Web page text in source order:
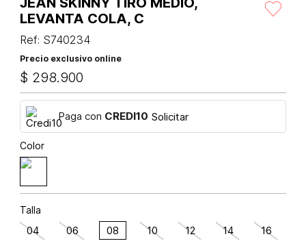
LEVANTA COLA, C
Ref: S740234
Precio exclusivo online
$ 298.900
Paga con CREDI10 Solicitar
Color
Talla
04 06 08 10 12 14 16